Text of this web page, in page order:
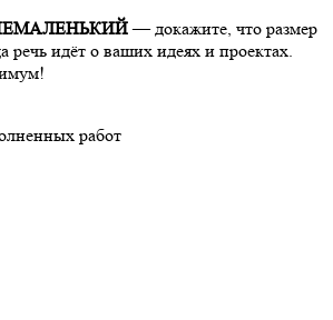
— докажите, что размер
речь идёт о ваших идеях и проектах.
работ